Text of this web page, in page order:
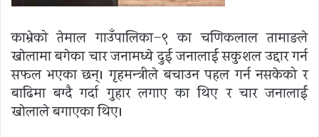
काभ्रेको तेमाल गाउँपालिका–९ का चणिकलाल तामाङले
खाेलामा बगेका चार जनामध्ये दुई जनालाई सकुशल उद्दार गर्न
सफल भएका छन्। गृहमन्त्रीले बचाउन पहल गर्न नसकेको र
बाढिमा बग्दै गर्दा गुहार लगाए का थिए र चार जनालाई
खाेलाले बगाएका थिए।